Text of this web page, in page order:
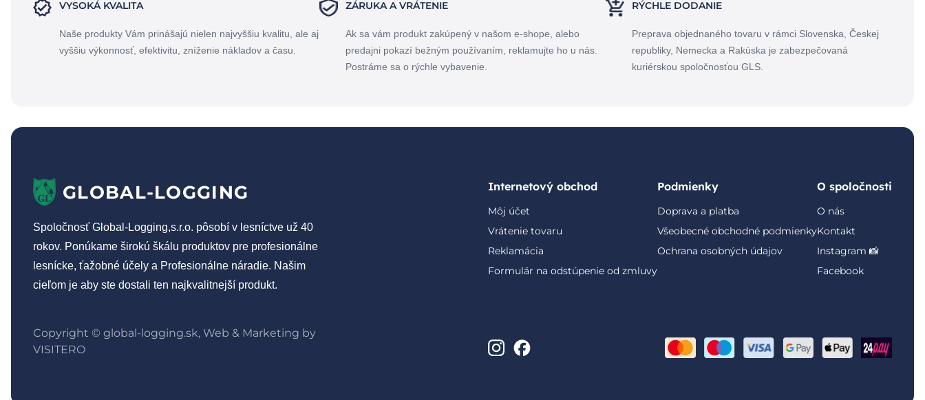
VYSOKÁ KVALITA
Naše produkty Vám prinášajú nielen najvyššiu kvalitu, ale aj
vyššiu výkonnosť, efektivitu, zníženie nákladov a času.
ZÁRUKA A VRÁTENIE
Ak sa vám produkt zakúpený v našom e-shope, alebo
predajni pokazí bežným používaním, reklamujte ho u nás.
Postráme sa o rýchle vybavenie.
RÝCHLE DODANIE
Preprava objednaného tovaru v rámci Slovenska, Českej
republiky, Nemecka a Rakúska je zabezpečovaná
kuriérskou spoločnosťou GLS.
GLOBAL-LOGGING
Spoločnosť Global-Logging,s.r.o. pôsobí v lesníctve už 40
rokov. Ponúkame širokú škálu produktov pre profesionálne
lesnícke, ťažobné účely a Profesionálne náradie. Našim
cieľom je aby ste dostali ten najkvalitnejší produkt.
Copyright © global-logging.sk, Web & Marketing by
VISITERO
Internetový obchod
Môj účet
Vrátenie tovaru
Reklamácia
Formulár na odstúpenie od zmluvy
Podmienky
Doprava a platba
Všeobecné obchodné podmienky
Ochrana osobných údajov
O spoločnosti
O nás
Kontakt
Instagram 📸
Facebook